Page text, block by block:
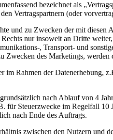
bezeichnet als
Vertragspartnern (oder
und zu Zwecken der mit diesen
nur insoweit an Dritte
, Transport- und
des Marketings,
Rahmen der Datenerhebung,
nach Ablauf von 4
Steuerzwecke im Regelfall 10
nach Ende des Auftrags.
zwischen den Nutzern und